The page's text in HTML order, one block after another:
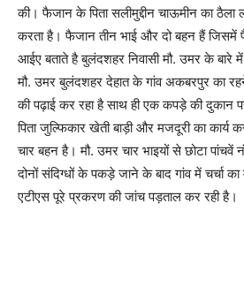
की। फैजान के पिता सलीमुद्दीन चाऊमीन का
करता है। फैजान तीन भाई और दो बहन हैं
आईए बताते है बुलंदशहर निवासी मौ. उमर के बारे में
मौ. उमर बुलंदशहर देहात के गांव अकबरपुर का
की पढ़ाई कर रहा है साथ ही एक कपड़े की दुकान
पिता जुल्फिकार खेती बाड़ी और मजदूरी का
चार बहन है। मौ. उमर चार भाइयों से छोटा पांचवें
दोनों संदिग्धों के पकड़े जाने के बाद गांव में चर्चा
एटीएस पूरे प्रकरण की जांच पड़ताल कर रही है।